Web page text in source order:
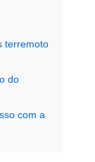
terremoto
do
com a